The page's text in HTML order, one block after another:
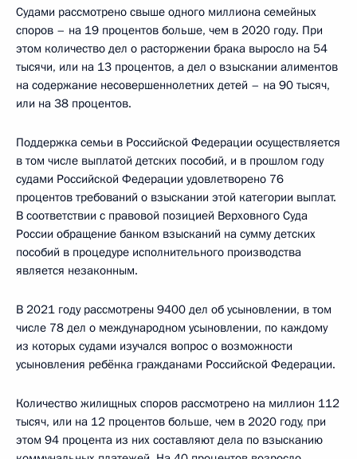
Судами рассмотрено свыше одного миллиона семейных
споров – на 19 процентов больше, чем в 2020 году. При
этом количество дел о расторжении брака выросло на 54
тысячи, или на 13 процентов, а дел о взыскании алиментов
на содержание несовершеннолетних детей – на 90 тысяч,
или на 38 процентов.
Поддержка семьи в Российской Федерации осуществляется
в том числе выплатой детских пособий, и в прошлом году
судами Российской Федерации удовлетворено 76
процентов требований о взыскании этой категории выплат.
В соответствии с правовой позицией Верховного Суда
России обращение банком взысканий на сумму детских
пособий в процедуре исполнительного производства
является незаконным.
В 2021 году рассмотрены 9400 дел об усыновлении, в том
числе 78 дел о международном усыновлении, по каждому
из которых судами изучался вопрос о возможности
усыновления ребёнка гражданами Российской Федерации.
Количество жилищных споров рассмотрено на миллион 112
тысяч, или на 12 процентов больше, чем в 2020 году, при
этом 94 процента из них составляют дела по взысканию